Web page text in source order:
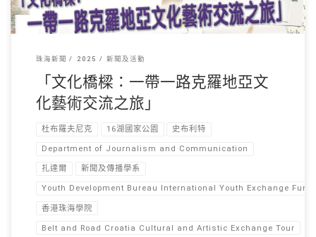
珠海新聞 2025 新聞及活動
「文化橋樑：一帶一路克羅地亞文
化藝術交流之旅」
杜布羅夫尼克 16湖國家公園 史布利特
Department of Journalism and Communication
扎達爾 新聞及傳播學系
Youth Development Bureau International Youth Exchange
香港珠海學院
Belt and Road Croatia Cultural and Artistic Exchange Tour